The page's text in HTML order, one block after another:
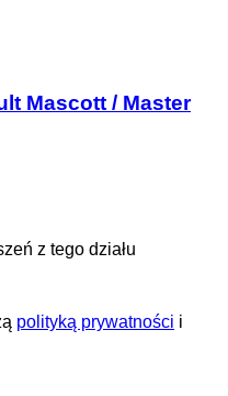
Mascott / Master
z tego działu
polityką prywatności i